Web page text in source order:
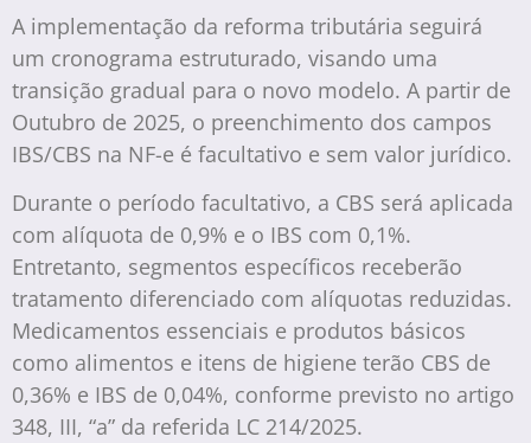
A implementação da reforma tributária seguirá
um cronograma estruturado, visando uma
transição gradual para o novo modelo. A partir de
Outubro de 2025, o preenchimento dos campos
IBS/CBS na NF-e é facultativo e sem valor jurídico.
Durante o período facultativo, a CBS será aplicada
com alíquota de 0,9% e o IBS com 0,1%.
Entretanto, segmentos específicos receberão
tratamento diferenciado com alíquotas reduzidas.
Medicamentos essenciais e produtos básicos
como alimentos e itens de higiene terão CBS de
0,36% e IBS de 0,04%, conforme previsto no artigo
348, III, “a” da referida LC 214/2025.